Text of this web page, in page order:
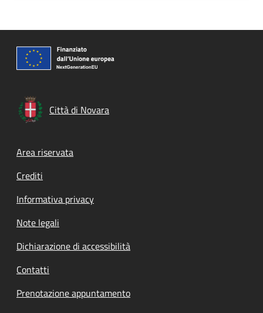
Città di Novara
Footer menu
Area riservata
Crediti
Informativa privacy
Note legali
Dichiarazione di accessibilità
Contatti
Prenotazione appuntamento